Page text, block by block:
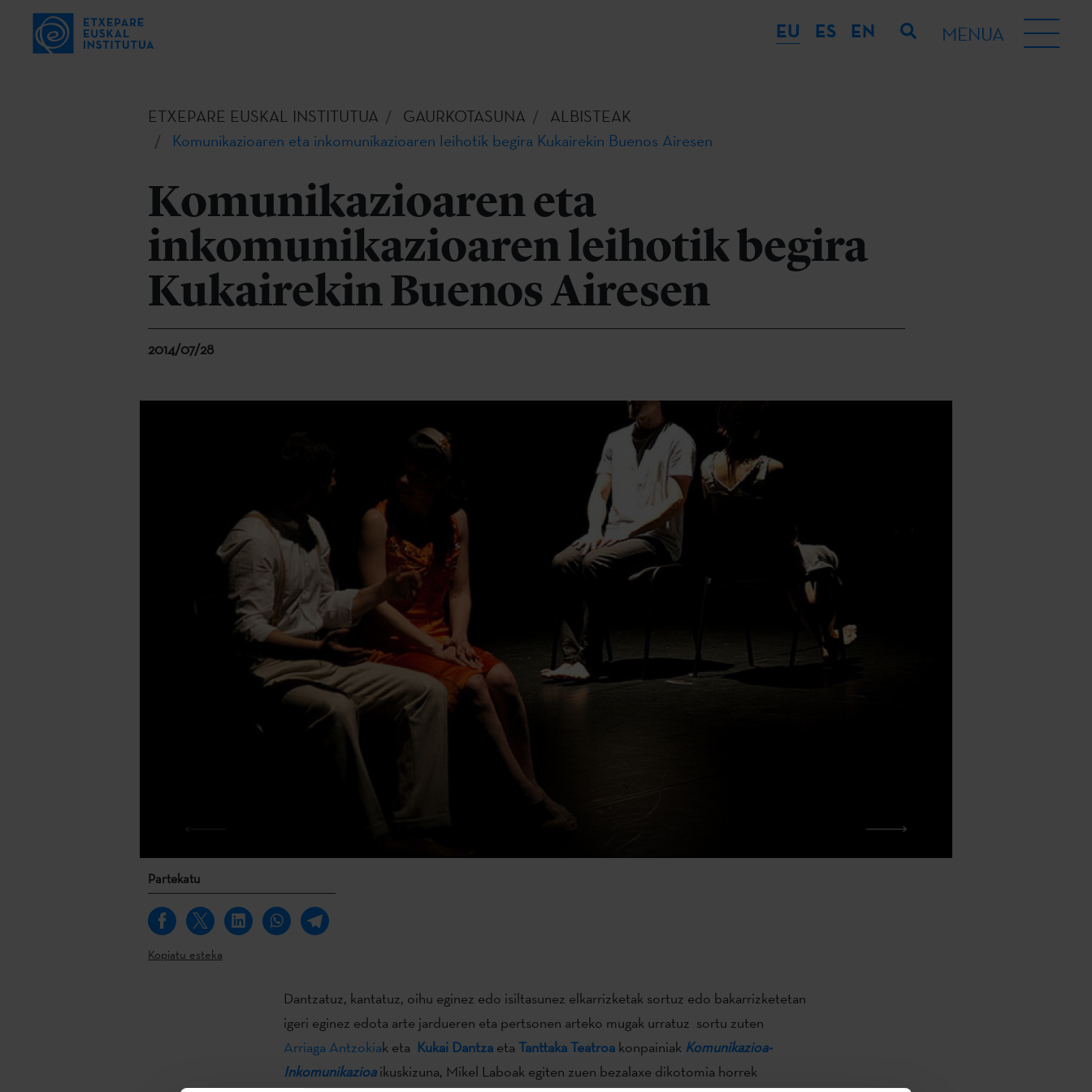
EU ES EN MENUA
ETXEPARE EUSKAL INSTITUTUA GAURKOTASUNA
ALBISTEAK
Komunikazioaren eta inkomunikazioaren leihotik begira Kukairekin Buenos Airesen
Komunikazioaren eta
inkomunikazioaren leihotik begira
Kukairekin Buenos Airesen
2014/07/28
Partekatu
Kopiatu esteka
Dantzatuz, kantatuz, oihu eginez edo isiltasunez elkarrizketak sortuz edo bakarrizketetan
igeri eginez edota arte jardueren eta pertsonen arteko mugak urratuz sortu zuten
Arriaga Antzokiak eta Kukai Dantza eta Tanttaka Teatroakonpainiak Komunikazioa-
Inkomunikazioaikuskizuna, Mikel Laboak egiten zuen bezalaxe dikotomia horrek